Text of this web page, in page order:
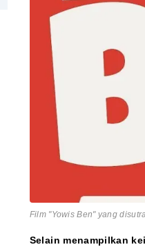
Film "Yowis Ben" yang
Selain menampilkan